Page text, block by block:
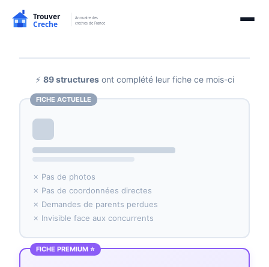
⚡ 89 structuresont complété leur fiche ce mois-ci
FICHE ACTUELLE
✗ Pas de photos
✗ Pas de coordonnées directes
✗ Demandes de parents perdues
✗ Invisible face aux concurrents
FICHE PREMIUM ⭐